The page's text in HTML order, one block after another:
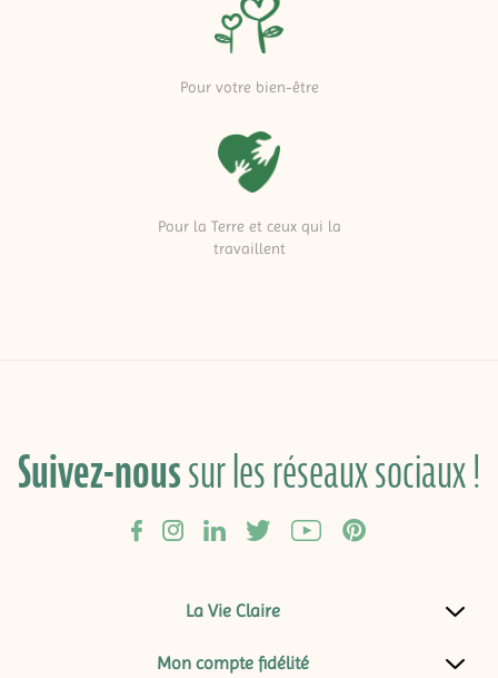
Pour votre bien-être
Pour la Terre et ceux qui la
travaillent
Suivez-noussur les réseaux sociaux !
La Vie Claire
Mon compte fidélité